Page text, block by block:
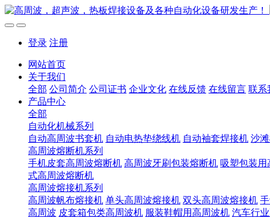
登录 注册
网站首页
关于我们
全部 公司简介 公司证书 企业文化 在线反馈 在线留言 联系
产品中心
全部
自动化机械系列
自动高周波书套机 自动电热垫绕线机 自动袖套焊接机 沙
高周波熔断机系列
手机皮套高周波熔断机 高周波牙刷包装熔断机 吸塑包装用
式高周波熔断机
高周波熔接机系列
高周波帆布熔接机 单头高周波熔接机 双头高周波熔接机
高周波 皮套箱包类高周波机 服装鞋帽用高周波机 汽车行